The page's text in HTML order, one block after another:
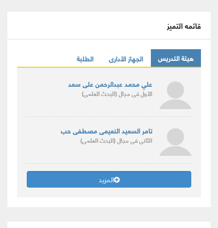
قائمه التميز
هيئة التدريس الجهاز الأدارى الطلبة
علي محمد عبدالرحمن على سعد
الأولفى مجال(البحث العلمى)
تامر السعيد النعيمى مصطفى حب
الثانىفى مجال(البحث العلمى)
المزيد